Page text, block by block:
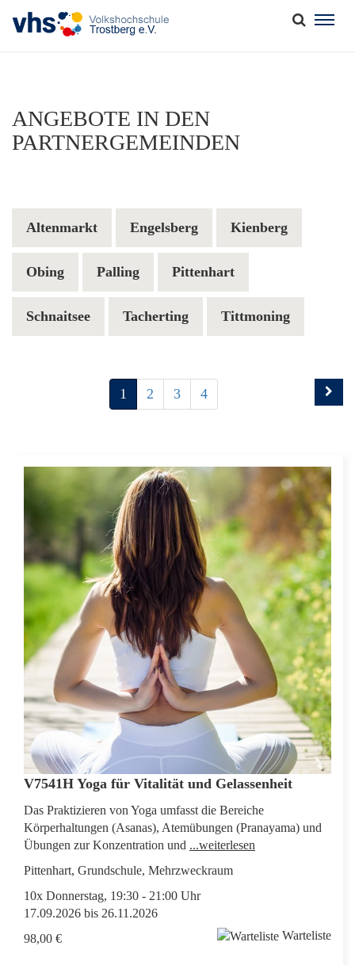
ANGEBOTE IN DEN
PARTNERGEMEINDEN
Altenmarkt Engelsberg Kienberg
Obing Palling Pittenhart
Schnaitsee Tacherting Tittmoning
1 2 3 4
V7541H Yoga für Vitalität und Gelassenheit
Das Praktizieren von Yoga umfasst die Bereiche
Körperhaltungen (Asanas), Atemübungen (Pranayama) und
Übungen zur Konzentration und ...weiterlesen
Pittenhart, Grundschule, Mehrzweckraum
10x Donnerstag, 19:30 - 21:00 Uhr
17.09.2026 bis 26.11.2026
98,00 €
Warteliste